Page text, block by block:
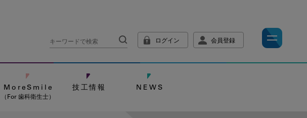
ログイン 会員登録
MoreSmile
（For 歯科衛生士）
技工情報 NEWS